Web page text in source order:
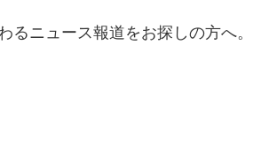
ニュース報道をお探しの方へ。